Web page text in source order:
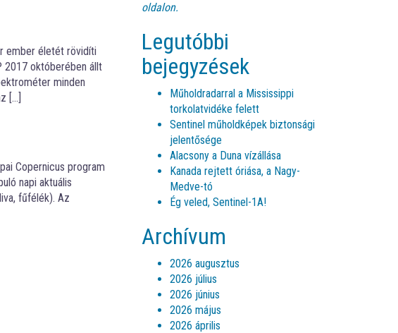
ember életét rövidíti
2017 októberében állt
minden
[…]
Copernicus program
napi aktuális
fűfélék). Az
oldalon.
Legutóbbi
bejegyzések
Műholdradarral a Mississippi
torkolatvidéke felett
Sentinel műholdképek biztonsági
jelentősége
Alacsony a Duna vízállása
Kanada rejtett óriása, a Nagy-
Medve-tó
Ég veled, Sentinel-1A!
Archívum
2026 augusztus
2026 július
2026 június
2026 május
2026 április